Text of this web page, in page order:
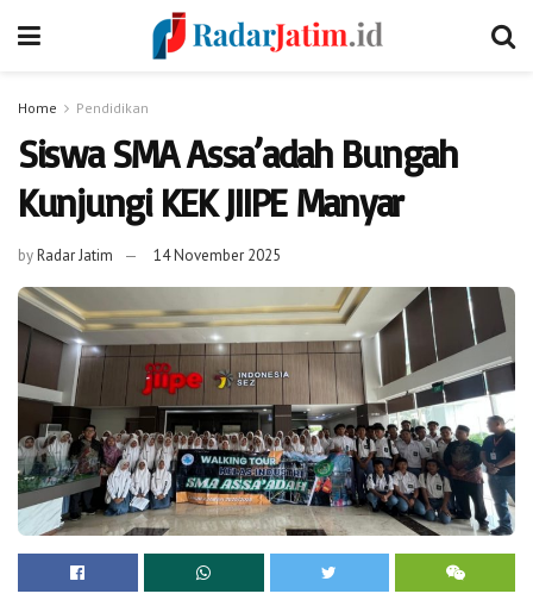
Home Pendidikan
Siswa SMA Assa’adah Bungah
Kunjungi KEK JIIPE Manyar
byRadar Jatim 14 November 2025